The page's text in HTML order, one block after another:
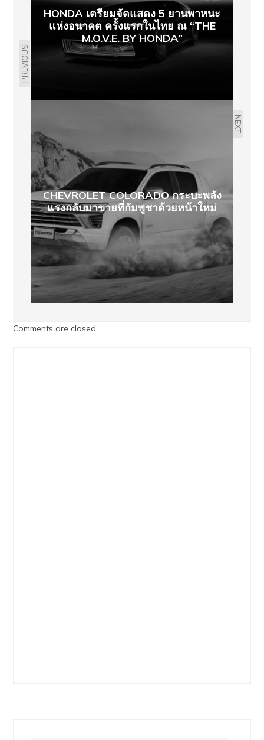
PREVIOUS
HONDA เตรียมจัดแสดง 5 ยานพาหนะ
แห่งอนาคต ครั้งแรกในไทย ณ “THE
M.O.V.E. BY HONDA”
NEXT
CHEVROLET COLORADO กระบะพลัง
แรงกลับมาขายที่กัมพูชาด้วยหน้าใหม่
Comments are closed.